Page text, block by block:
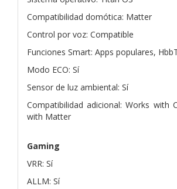
Compatibilidad domótica: Matter
Control por voz: Compatible
Funciones Smart: Apps populares,
Modo ECO: Sí
Sensor de luz ambiental: Sí
Compatibilidad adicional: Works with
with Matter
Gaming
VRR: Sí
ALLM: Sí